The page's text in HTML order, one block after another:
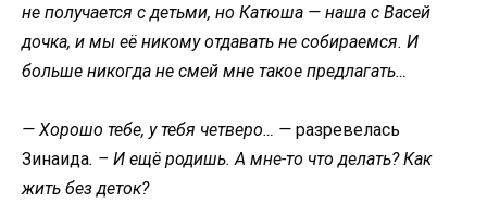
не получается с детьми, но Катюша — наша с Васей
дочка, и мы её никому отдавать не собираемся. И
больше никогда не смей мне такое предлагать…
— Хорошо тебе, у тебя четверо… — разревелась
Зинаида. – И ещё родишь. А мне-то что делать? Как
жить без деток?